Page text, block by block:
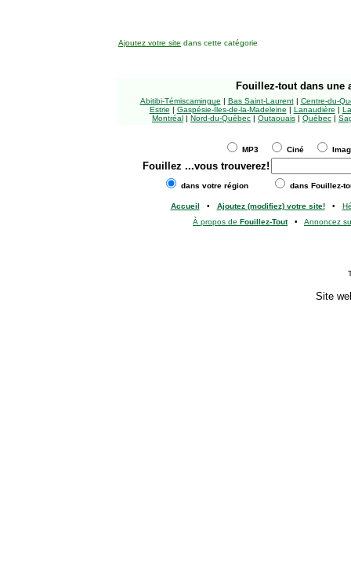
Ajoutez votre site dans cette catégorie
Fouillez-tout dans une
Abitibi-Témiscamingue | Bas Saint-Laurent| Centre-du-
Estrie | Gaspésie-Îles-de-la-Madeleine | Lanaudière |
Montréal | Nord-du-Québec | Outaouais | Québec |
MP3 Ciné
Fouillez ...vous trouverez!
dans votre région dans Fouillez-
Accueil • Ajoutez (modifiez) votre site!•
À propos de Fouillez-Tout• Annoncez
Site